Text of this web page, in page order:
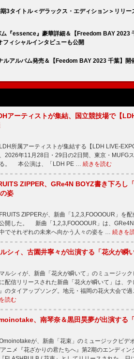
3タイトル＜デラックス・エディション＞リリー
『essence』豪華詳細＆【Freedom BAY 2023
ィシャルインタビューも公開
ルアルバム発売＆【Feedom BAY 2023 千葉】開
アーティストが集結、国立競技場で【
所属アーティストが集結する【LDH LIVE-
2026年11月28日・29日の2日間、東京・MUFG
。 本公演は、「LDH PE … 続きを読む
ZIPPER、GRe4N BOYZ書き下ろし
姿
ZIPPERが、新曲「1,2,3,FOOOOUR」を
開した。 新曲「1,2,3,FOOOOUR」は、
でそれぞれの未来へ向かう人々の姿を … 続きを
シィ、古園井寧々が出演する「花火が瞬
ルシィが、新曲「花火が瞬いて」のミュージッ
配信リリースされた新曲「花火が瞬いて」は、
のタイアップソング。地元・福岡の花火大会で
読む
、南琴奈＆黒田昊夢が出演する
が、新曲「花束」のミュージックビデ
ニメ『花ざかりの君たちへ』第2期のエンディ